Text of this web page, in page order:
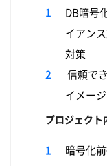
DB暗号
イアン
対策
信頼で
イメー
プロジェクト
暗号化